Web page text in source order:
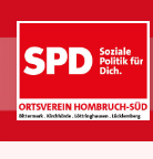
Zum
springen